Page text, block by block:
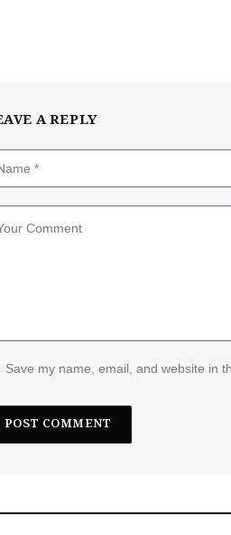
A REPLY
Save my name, email, and website in